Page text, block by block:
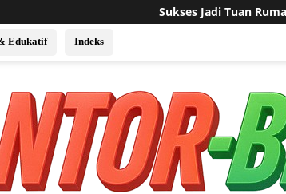
Jadi Tuan Rumah Event Voli Asia, FPPI Kalbar
Edukatif Indeks